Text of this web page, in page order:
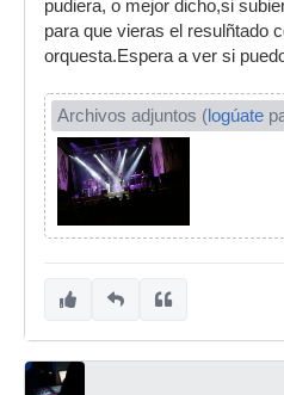
pudiera, o mejor dicho,si
para que vieras el resulñtado
orquesta.Espera a ver si
Archivos adjuntos (logúate